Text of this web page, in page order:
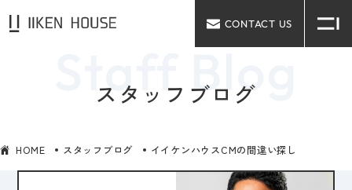
CONTACT US
スタッフブログ
HOME スタッフブログ イイケンハウスCMの間違い探し